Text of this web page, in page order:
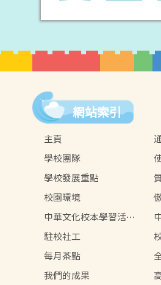
網站索引
主頁
學校團隊
學校發展重點
校園環境
中華文化校本學習活動
2024-2025
駐校社工
每月茶點
我們的成果